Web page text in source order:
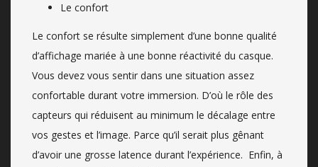
Le confort
Le confort se résulte simplement d’une bonne qualité
d’affichage mariée à une bonne réactivité du casque.
Vous devez vous sentir dans une situation assez
confortable durant votre immersion. D’où le rôle des
capteurs qui réduisent au minimum le décalage entre
vos gestes et l’image. Parce qu’il serait plus gênant
d’avoir une grosse latence durant l’expérience. Enfin, à